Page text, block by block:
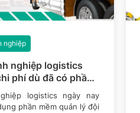
nghiệp logistics
phí dù đã có phần
đội xe?
nghiệp
logistics ngày nay
phần mềm quản lý đội